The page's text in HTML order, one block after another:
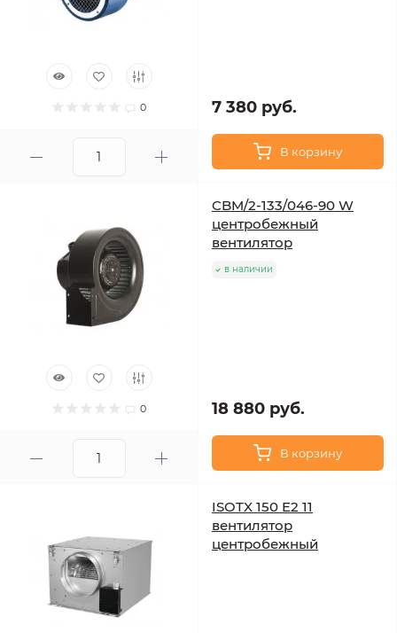
0 7 380 руб.
В корзину
0
CBM/2-133/046-90 W
центробежный
вентилятор
в наличии
18 880 руб.
В корзину
ISOTX 150 E2 11
вентилятор
центробежный